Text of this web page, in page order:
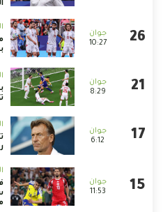
10:27
8:29
6:12
11:53